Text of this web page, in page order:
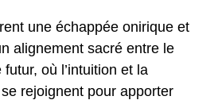
une échappée onirique et
alignement sacré entre le
où l’intuition et la
rejoignent pour apporter